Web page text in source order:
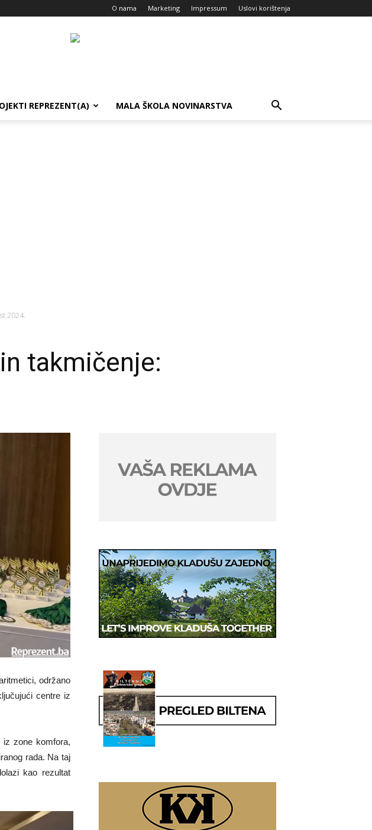
O nama Marketing Impressum Uslovi korištenja
REPREZENT(A) MALA ŠKOLA NOVINARSTVA
2024.
takmičenje:
održano
centre iz
zone komfora,
rada. Na taj
kao rezultat